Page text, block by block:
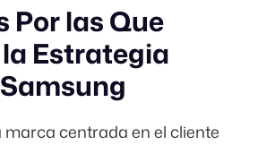
Por las Que
Estrategia
centrada en el cliente